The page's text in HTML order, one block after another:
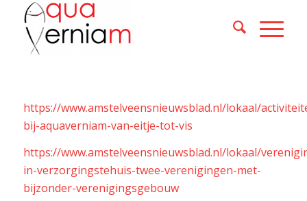
https://www.amstelveensnieuwsblad.nl/lokaal/
bij-aquaverniam-van-eitje-tot-vis
https://www.amstelveensnieuwsblad.nl/lokaal/
in-verzorgingstehuis-twee-verenigingen-met-
bijzonder-verenigingsgebouw